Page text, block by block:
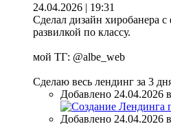
24.04.2026 | 19:31
Сделал дизайн хиробанера
развилкой по классу.
мой ТГ: @albe_web
Сделаю весь лендинг за 3
Добавлено 24.04.2026
Добавлено 24.04.2026